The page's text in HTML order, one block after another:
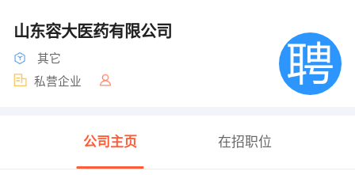
山东容大医药有限公司
其它
私营企业
公司主页 在招职位